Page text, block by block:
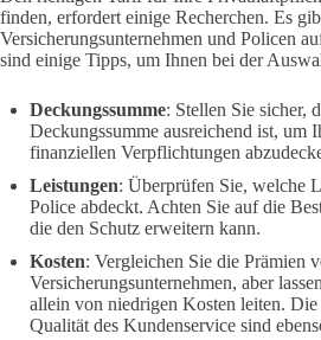
finden, erfordert einige Recherchen. Es
Versicherungsunternehmen und Policen
sind einige Tipps, um Ihnen bei der
Deckungssumme: Stellen Sie sicher,
Deckungssumme ausreichend ist, um
finanziellen Verpflichtungen
Leistungen: Überprüfen Sie, welche
Police abdeckt. Achten Sie auf die
die den Schutz erweitern kann.
Kosten: Vergleichen Sie die Prämien
Versicherungsunternehmen, aber
allein von niedrigen Kosten leiten.
Qualität des Kundenservice sind